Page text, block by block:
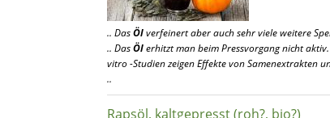
.. DasÖlverfeinert aber auch sehr viele weitere
.. DasÖlerhitzt man beim Pressvorgang nicht
vitro -Studien zeigen Effekte von Samenextrakten
..
Rapsöl, kaltgepresst (roh?, bio?)